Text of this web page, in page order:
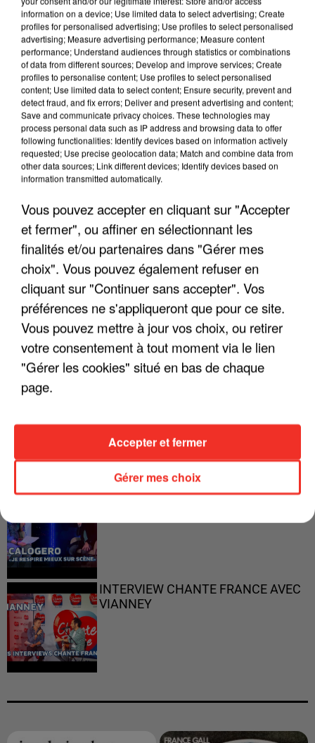
LES INTERVIEWS CHANTE
FRANCE
Voir plus
"JE SUIS À DISPOSITION DES
ENFOIRÉS"
"ON A TOUS LE TRAC"
"JE RESPIRE MIEUX SUR SCÈNE" -
INTERVIEW CHANTE FRANCE AVEC
VIANNEY
information on a device; Use limited data to select advertising; Create
profiles for personalised advertising; Use profiles to select personalised
advertising; Measure advertising performance; Measure content
performance; Understand audiences through statistics or combinations
of data from different sources; Develop and improve services; Create
profiles to personalise content; Use profiles to select personalised
content; Use limited data to select content; Ensure security, prevent and
detect fraud, and fix errors; Deliver and present advertising and content;
Save and communicate privacy choices. These technologies may
process personal data such as IP address and browsing data to offer
following functionalities: Identify devices based on information actively
requested; Use precise geolocation data; Match and combine data from
other data sources; Link different devices; Identify devices based on
information transmitted automatically.
Vous pouvez accepter en cliquant sur "Accepter
et fermer", ou affiner en sélectionnant les
finalités et/ou partenaires dans "Gérer mes
choix". Vous pouvez également refuser en
cliquant sur "Continuer sans accepter". Vos
préférences ne s'appliqueront que pour ce site.
Vous pouvez mettre à jour vos choix, ou retirer
votre consentement à tout moment via le lien
"Gérer les cookies" situé en bas de chaque
page.
Gérer mes choix
Accepter et fermer